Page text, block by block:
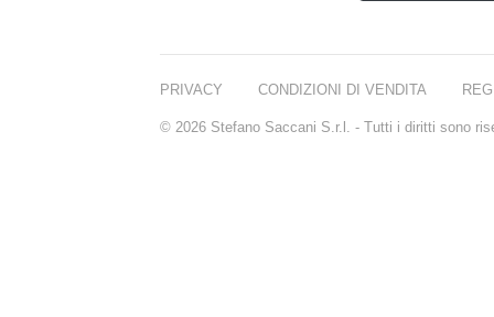
PRIVACY CONDIZIONI DI VENDITA
© 2026 Stefano Saccani S.r.l. - Tutti i diritti sono